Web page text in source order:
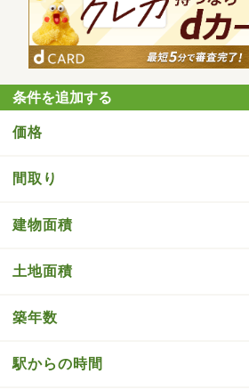
条件を追加する
価格
間取り
建物面積
土地面積
築年数
駅からの時間